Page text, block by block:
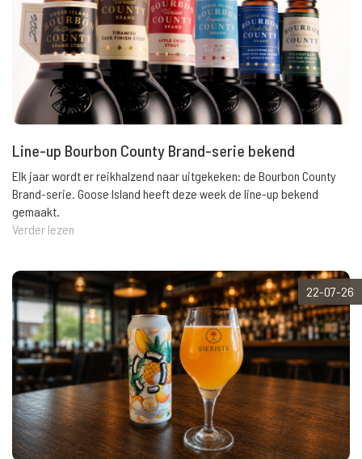
Line-up Bourbon County Brand-serie bekend
Elk jaar wordt er reikhalzend naar uitgekeken: de Bourbon County
Brand-serie. Goose Island heeft deze week de line-up bekend
gemaakt.
Verder lezen
22-07-26